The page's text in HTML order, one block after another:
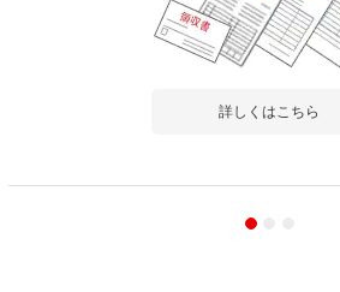
詳しくはこちら